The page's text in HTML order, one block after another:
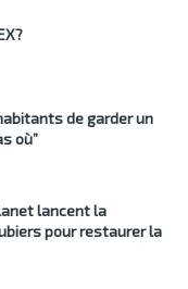
de garder un
où”
lancent la
pour restaurer la